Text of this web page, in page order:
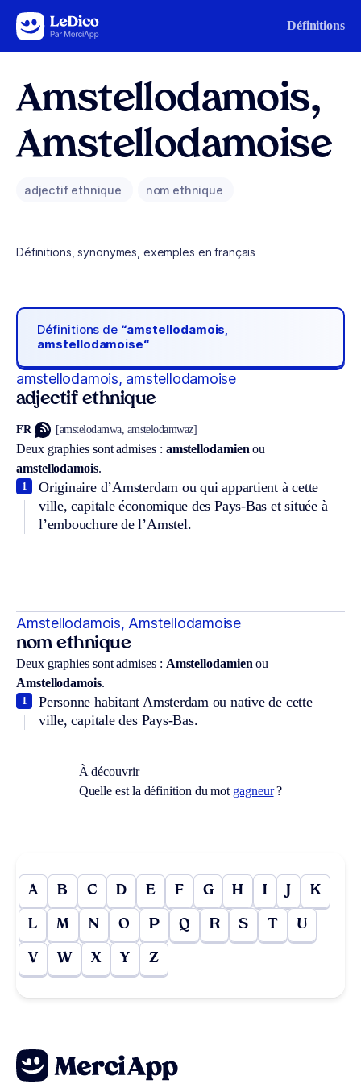
Aller au contenu Définitions
Amstellodamois,
Amstellodamoise
adjectif ethnique nom ethnique
Définitions, synonymes, exemples en français
Définitions de “amstellodamois,
amstellodamoise“
amstellodamois, amstellodamoise
adjectif ethnique
FR [amstelodamwa, amstelodamwaz]
Deux graphies sont admises : amstellodamien ou
amstellodamois.
Originaire d’Amsterdam ou qui appartient à cette
ville, capitale économique des Pays-Bas et située à
l’embouchure de l’Amstel.
1
Amstellodamois, Amstellodamoise
nom ethnique
Deux graphies sont admises : Amstellodamien ou
Amstellodamois.
Personne habitant Amsterdam ou native de cette
ville, capitale des Pays-Bas.
1
À découvrir
Quelle est la définition du mot gagneur?
A B C D E F G H I J K
L M N O P Q R S T U
V W X Y Z